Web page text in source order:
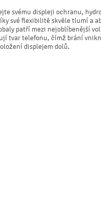
svému displeji ochranu,
své flexibilitě skvěle tlumí a
patří mezi nejoblíbenější
tvar telefonu, čímž brání
displejem dolů.